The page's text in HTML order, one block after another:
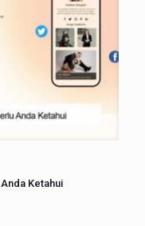
Ketahui